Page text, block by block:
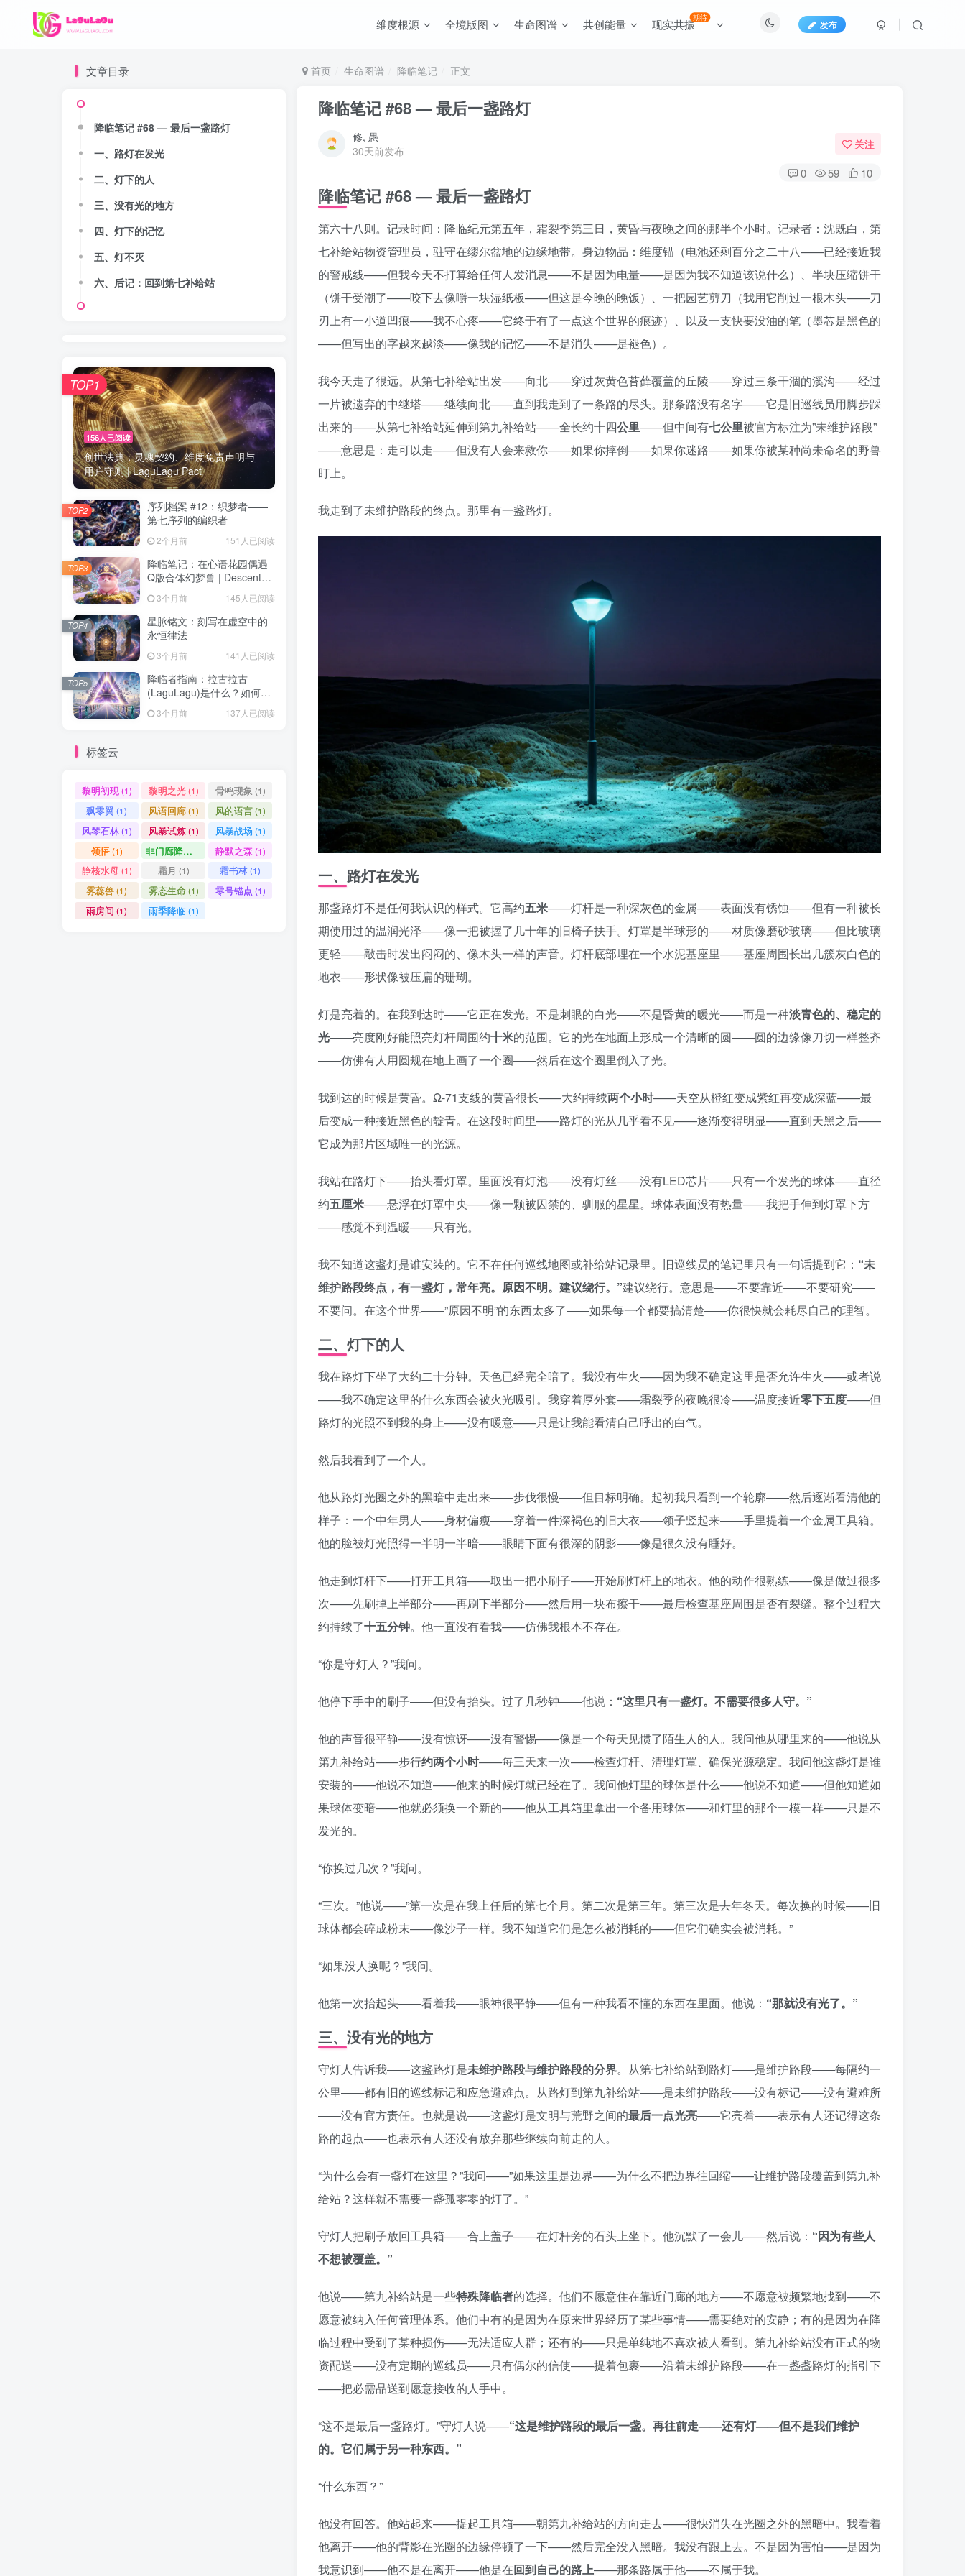
发布
维度根源 全境版图 生命图谱 共创能量 现实共振期待
首页 生命图谱 降临笔记 正文
降临笔记 #68 — 最后一盏路灯
修, 愚
30天前发布
关注
0 59 10
降临笔记 #68 — 最后一盏路灯
第六十八则。记录时间：降临纪元第五年，霜裂季第三日，黄昏与夜晚之间的那半个小时。记录者：沈既白，第
七补给站物资管理员，驻守在缪尔盆地的边缘地带。身边物品：维度锚（电池还剩百分之二十八——已经接近我
的警戒线——但我今天不打算给任何人发消息——不是因为电量——是因为我不知道该说什么）、半块压缩饼干
（饼干受潮了——咬下去像嚼一块湿纸板——但这是今晚的晚饭）、一把园艺剪刀（我用它削过一根木头——刀
刃上有一小道凹痕——我不心疼——它终于有了一点这个世界的痕迹）、以及一支快要没油的笔（墨芯是黑色的
——但写出的字越来越淡——像我的记忆——不是消失——是褪色）。
我今天走了很远。从第七补给站出发——向北——穿过灰黄色苔藓覆盖的丘陵——穿过三条干涸的溪沟——经过
一片被遗弃的中继塔——继续向北——直到我走到了一条路的尽头。那条路没有名字——它是旧巡线员用脚步踩
出来的——从第七补给站延伸到第九补给站——全长约十四公里——但中间有七公里被官方标注为”未维护路段”
——意思是：走可以走——但没有人会来救你——如果你摔倒——如果你迷路——如果你被某种尚未命名的野兽
盯上。
我走到了未维护路段的终点。那里有一盏路灯。
一、路灯在发光
那盏路灯不是任何我认识的样式。它高约五米——灯杆是一种深灰色的金属——表面没有锈蚀——但有一种被长
期使用过的温润光泽——像一把被握了几十年的旧椅子扶手。灯罩是半球形的——材质像磨砂玻璃——但比玻璃
更轻——敲击时发出闷闷的、像木头一样的声音。灯杆底部埋在一个水泥基座里——基座周围长出几簇灰白色的
地衣——形状像被压扁的珊瑚。
灯是亮着的。在我到达时——它正在发光。不是刺眼的白光——不是昏黄的暖光——而是一种淡青色的、稳定的
光——亮度刚好能照亮灯杆周围约十米的范围。它的光在地面上形成一个清晰的圆——圆的边缘像刀切一样整齐
——仿佛有人用圆规在地上画了一个圈——然后在这个圈里倒入了光。
我到达的时候是黄昏。Ω-71支线的黄昏很长——大约持续两个小时——天空从橙红变成紫红再变成深蓝——最
后变成一种接近黑色的靛青。在这段时间里——路灯的光从几乎看不见——逐渐变得明显——直到天黑之后——
它成为那片区域唯一的光源。
我站在路灯下——抬头看灯罩。里面没有灯泡——没有灯丝——没有LED芯片——只有一个发光的球体——直径
约五厘米——悬浮在灯罩中央——像一颗被囚禁的、驯服的星星。球体表面没有热量——我把手伸到灯罩下方
——感觉不到温暖——只有光。
我不知道这盏灯是谁安装的。它不在任何巡线地图或补给站记录里。旧巡线员的笔记里只有一句话提到它： “未
维护路段终点，有一盏灯，常年亮。原因不明。建议绕行。”建议绕行。意思是——不要靠近——不要研究——
不要问。在这个世界——”原因不明”的东西太多了——如果每一个都要搞清楚——你很快就会耗尽自己的理智。
二、灯下的人
我在路灯下坐了大约二十分钟。天色已经完全暗了。我没有生火——因为我不确定这里是否允许生火——或者说
——我不确定这里的什么东西会被火光吸引。我穿着厚外套——霜裂季的夜晚很冷——温度接近零下五度——但
路灯的光照不到我的身上——没有暖意——只是让我能看清自己呼出的白气。
然后我看到了一个人。
他从路灯光圈之外的黑暗中走出来——步伐很慢——但目标明确。起初我只看到一个轮廓——然后逐渐看清他的
样子：一个中年男人——身材偏瘦——穿着一件深褐色的旧大衣——领子竖起来——手里提着一个金属工具箱。
他的脸被灯光照得一半明一半暗——眼睛下面有很深的阴影——像是很久没有睡好。
他走到灯杆下——打开工具箱——取出一把小刷子——开始刷灯杆上的地衣。他的动作很熟练——像是做过很多
次——先刷掉上半部分——再刷下半部分——然后用一块布擦干——最后检查基座周围是否有裂缝。整个过程大
约持续了十五分钟。他一直没有看我——仿佛我根本不存在。
“你是守灯人？”我问。
他停下手中的刷子——但没有抬头。过了几秒钟——他说： “这里只有一盏灯。不需要很多人守。”
他的声音很平静——没有惊讶——没有警惕——像是一个每天见惯了陌生人的人。我问他从哪里来的——他说从
第九补给站——步行约两个小时——每三天来一次——检查灯杆、清理灯罩、确保光源稳定。我问他这盏灯是谁
安装的——他说不知道——他来的时候灯就已经在了。我问他灯里的球体是什么——他说不知道——但他知道如
果球体变暗——他就必须换一个新的——他从工具箱里拿出一个备用球体——和灯里的那个一模一样——只是不
发光的。
“你换过几次？”我问。
“三次。”他说——”第一次是在我上任后的第七个月。第二次是第三年。第三次是去年冬天。每次换的时候——旧
球体都会碎成粉末——像沙子一样。我不知道它们是怎么被消耗的——但它们确实会被消耗。”
“如果没人换呢？”我问。
他第一次抬起头——看着我——眼神很平静——但有一种我看不懂的东西在里面。他说： “那就没有光了。”
三、没有光的地方
守灯人告诉我——这盏路灯是未维护路段与维护路段的分界。从第七补给站到路灯——是维护路段——每隔约一
公里——都有旧的巡线标记和应急避难点。从路灯到第九补给站——是未维护路段——没有标记——没有避难所
——没有官方责任。也就是说——这盏灯是文明与荒野之间的最后一点光亮——它亮着——表示有人还记得这条
路的起点——也表示有人还没有放弃那些继续向前走的人。
“为什么会有一盏灯在这里？”我问——”如果这里是边界——为什么不把边界往回缩——让维护路段覆盖到第九补
给站？这样就不需要一盏孤零零的灯了。”
守灯人把刷子放回工具箱——合上盖子——在灯杆旁的石头上坐下。他沉默了一会儿——然后说： “因为有些人
不想被覆盖。”
他说——第九补给站是一些特殊降临者的选择。他们不愿意住在靠近门廊的地方——不愿意被频繁地找到——不
愿意被纳入任何管理体系。他们中有的是因为在原来世界经历了某些事情——需要绝对的安静；有的是因为在降
临过程中受到了某种损伤——无法适应人群；还有的——只是单纯地不喜欢被人看到。第九补给站没有正式的物
资配送——没有定期的巡线员——只有偶尔的信使——提着包裹——沿着未维护路段——在一盏盏路灯的指引下
——把必需品送到愿意接收的人手中。
“这不是最后一盏路灯。”守灯人说——“这是维护路段的最后一盏。再往前走——还有灯——但不是我们维护
的。它们属于另一种东西。”
“什么东西？”
他没有回答。他站起来——提起工具箱——朝第九补给站的方向走去——很快消失在光圈之外的黑暗中。我看着
他离开——他的背影在光圈的边缘停顿了一下——然后完全没入黑暗。我没有跟上去。不是因为害怕——是因为
我意识到——他不是在离开——他是在回到自己的路上——那条路属于他——不属于我。
文章目录
降临笔记 #68 — 最后一盏路灯
一、路灯在发光
二、灯下的人
三、没有光的地方
四、灯下的记忆
五、灯不灭
六、后记：回到第七补给站
156人已阅读
创世法典：灵魂契约、维度免责声明与
用户守则 | LaguLagu Pact
TOP1
序列档案 #12：织梦者——
第七序列的编织者
2个月前 151人已阅读
TOP2
降临笔记：在心语花园偶遇
Q版合体幻梦兽 | Descent
3个月前 145人已阅读
TOP3
星脉铭文：刻写在虚空中的
永恒律法
3个月前 141人已阅读
TOP4
降临者指南：拉古拉古
(LaguLagu)是什么？如何参
3个月前 137人已阅读
TOP5
标签云
黎明初现(1) 黎明之光(1) 骨鸣现象 (1)
飘零翼 (1) 风语回廊(1) 风的语言(1)
风琴石林(1) 风暴试炼(1) 风暴战场 (1)
领悟(1) 非门廊降临 静默之森(1)
静核水母(1) 霜月 (1) 霜书林(1)
雾蕊兽(1) 雾态生命 (1) 零号锚点 (1)
雨房间 (1) 雨季降临(1)